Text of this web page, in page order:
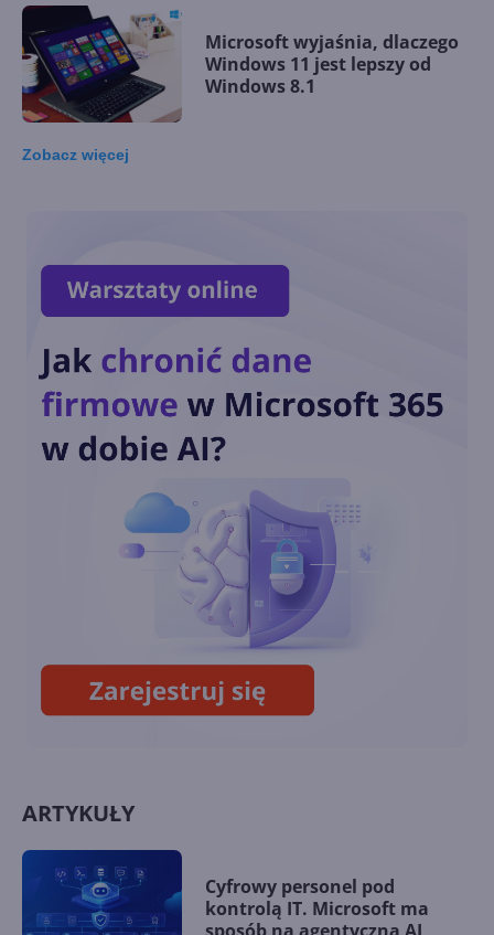
Microsoft wyjaśnia, dlaczego
Windows 11 jest lepszy od
Windows 8.1
Windows 8.1 zacznie
ostrzegać o zbliżającym się
końcu wsparcia
Animacje powiadomień toast
inaczej
Windows 7 i 8.1 też zostały
załatane w tym miesiącu. Co
nowego w Patch Tuesday?
Zobacz więcej
ARTYKUŁY
Cyfrowy personel pod
kontrolą IT. Microsoft ma